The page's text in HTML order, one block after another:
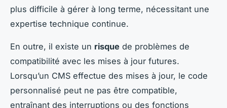
plus difficile à gérer à long terme, nécessitant une
expertise technique continue.
En outre, il existe un risque de problèmes de
compatibilité avec les mises à jour futures.
Lorsqu’un CMS effectue des mises à jour, le code
personnalisé peut ne pas être compatible,
entraînant des interruptions ou des fonctions